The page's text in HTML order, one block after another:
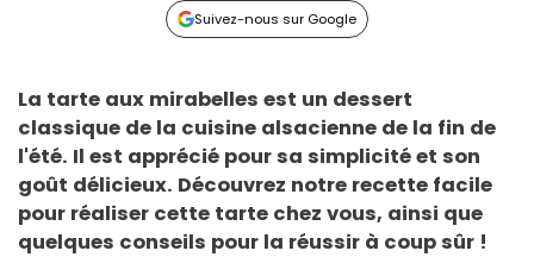
Suivez-nous sur Google
La tarte aux mirabelles est un dessert
classique de la cuisine alsacienne de la fin de
l'été. Il est apprécié pour sa simplicité et son
goût délicieux. Découvrez notre recette facile
pour réaliser cette tarte chez vous, ainsi que
quelques conseils pour la réussir à coup sûr !